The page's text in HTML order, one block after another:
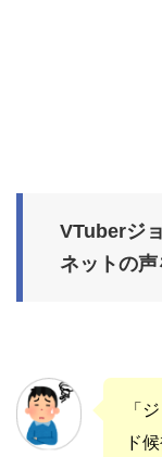
VTuberジ
ネットの
「
ド